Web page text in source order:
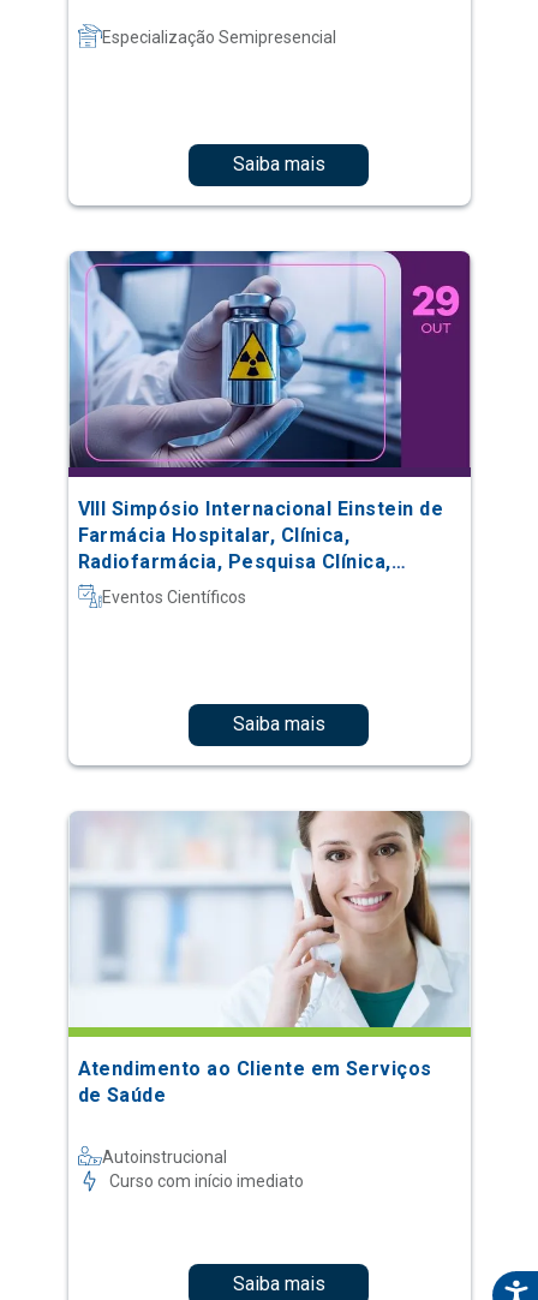
Especialização Semipresencial
Saiba mais
VIII Simpósio Internacional Einstein de
Farmácia Hospitalar, Clínica,
Radiofarmácia, Pesquisa Clínica,
Automação e Oncologia
Eventos Científicos
Saiba mais
Atendimento ao Cliente em Serviços
de Saúde
Autoinstrucional
Curso com início imediato
Saiba mais